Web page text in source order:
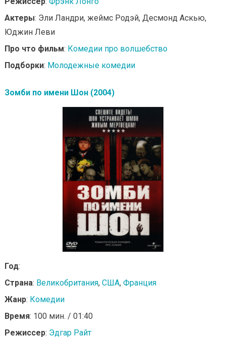
Актеры: Эли Ландри, жеймс Родэй, Десмонд Аскью,
Юджин Леви
Про что фильм: Комедии про волшебство
Подборки: Молодежные комедии
Зомби по имени Шон (2004)
Год:
Страна: Великобритания, США, Франция
Жанр: Комедии
Время: 100 мин. / 01:40
Режиссер: Эдгар Райт